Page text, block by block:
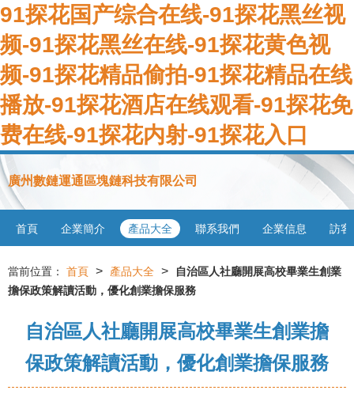
91探花国产综合在线-91探花黑丝视
频-91探花黑丝在线-91探花黄色视
频-91探花精品偷拍-91探花精品在线
播放-91探花酒店在线观看-91探花免
费在线-91探花内射-91探花入口
廣州數鏈運通區塊鏈科技有限公司
首頁 企業簡介 產品大全 聯系我們 企業信息 訪客
當前位置： 首頁 > 產品大全 >
自治區人社廳開展高校畢業生創業
擔保政策解讀活動，優化創業擔保服務
自治區人社廳開展高校畢業生創業擔
保政策解讀活動，優化創業擔保服務